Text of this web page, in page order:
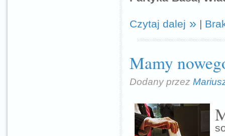
Czytaj dalej |
Mamy
Dodany przez